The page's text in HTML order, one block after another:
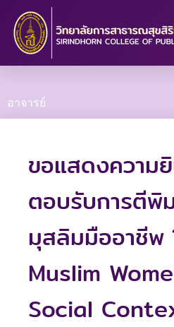
content
อาจารย์
ขอแสดงความ
ตอบรับการตีพิ
มุสลิมมืออาชี
Muslim
Social